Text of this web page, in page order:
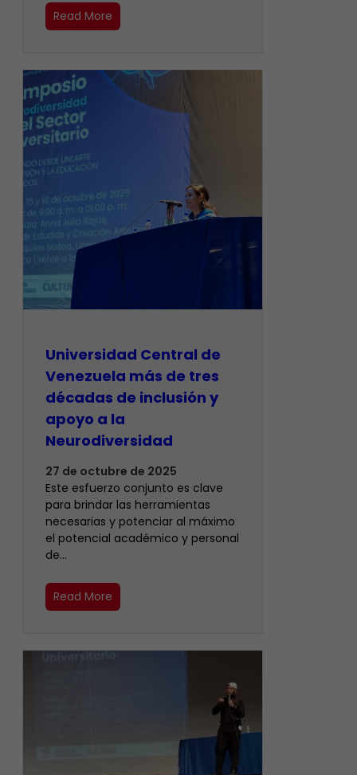
Read More
Universidad Central de
Venezuela más de tres
décadas de inclusión y
apoyo a la
Neurodiversidad
27 de octubre de 2025
Este esfuerzo conjunto es clave
para brindar las herramientas
necesarias y potenciar al máximo
el potencial académico y personal
de…
Read More